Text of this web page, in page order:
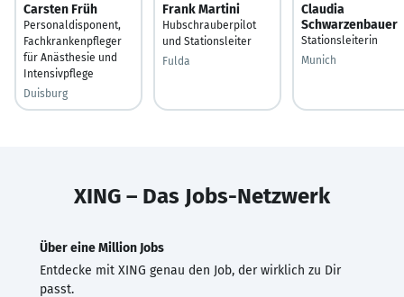
Carsten Früh
Personaldisponent,
Fachkrankenpfleger
für Anästhesie und
Intensivpflege
Duisburg
Frank Martini
Hubschrauberpilot
und Stationsleiter
Fulda
Claudia
Schwarzenbauer
Stationsleiterin
Munich
XING – Das Jobs-Netzwerk
Über eine Million Jobs
Entdecke mit XING genau den Job, der wirklich zu Dir
passt.